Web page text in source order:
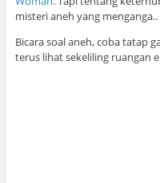
misteri aneh yang menganga..
Bicara soal aneh, coba tatap
terus lihat sekeliling ruangan